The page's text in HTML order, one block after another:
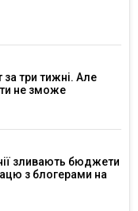
три тижні. Але
не зможе
зливають бюджети
з блогерами на